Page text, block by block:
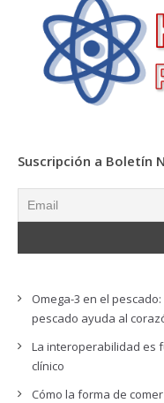
Suscripción a Boletín
Omega-3 en el
pescado ayuda al
La interoperabilidad es
clínico
Cómo la forma de